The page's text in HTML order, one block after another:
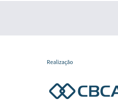
Realização